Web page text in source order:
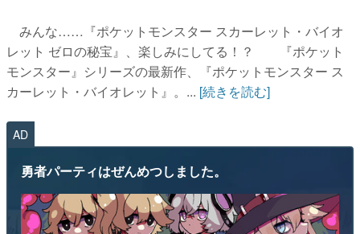
みんな……『ポケットモンスター スカーレット・バイオ
レット ゼロの秘宝』、楽しみにしてる！？ 『ポケット
モンスター』シリーズの最新作、『ポケットモンスター ス
カーレット・バイオレット』。... [続きを読む]
AD
勇者パーティはぜんめつしました。